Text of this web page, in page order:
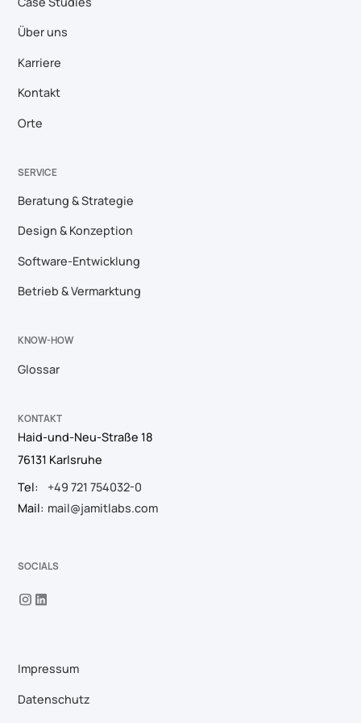
Über uns
Karriere
Kontakt
Orte
SERVICE
Beratung & Strategie
Design & Konzeption
Software-Entwicklung
Betrieb & Vermarktung
KNOW-HOW
Glossar
KONTAKT
Haid-und-Neu-Straße 18
76131 Karlsruhe
Tel:
+49 721 754032-0
Mail: mail@jamitlabs.com
SOCIALS
Impressum
Datenschutz